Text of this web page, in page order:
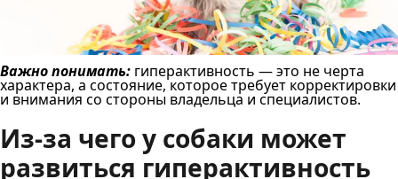
Важно понимать: гиперактивность — это не черта
характера, а состояние, которое требует корректировки
и внимания со стороны владельца и специалистов.
Из-за чего у собаки может
развиться гиперактивность